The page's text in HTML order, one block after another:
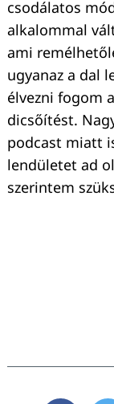
csodálatos
alkalommal
ami
ugyanaz a dal
élvezni fogom
dicsőítést.
podcast miatt
lendületet ad
szerintem